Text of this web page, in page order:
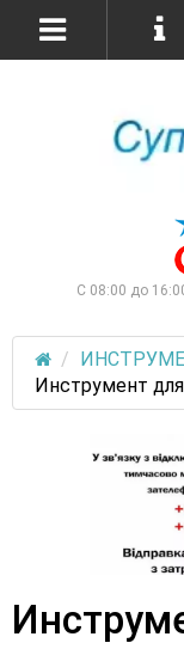
С 08:00 до
Инструмент